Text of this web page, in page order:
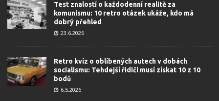
Test znalostí o každodenní realitě za
komunismu: 10 retro otázek ukáže, kdo má
dobrý přehled
23.6.2026
Retro kvíz o oblíbených autech v dobách
socialismu: Tehdejší řidiči musí získat 10 z 10
bodů
6.5.2026